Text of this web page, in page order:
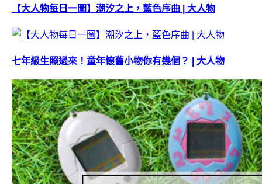
【大人物每日一圖】潮汐之上，藍色序曲 | 大人物
七年級生照過來！童年懷舊小物你有幾個？ | 大人物